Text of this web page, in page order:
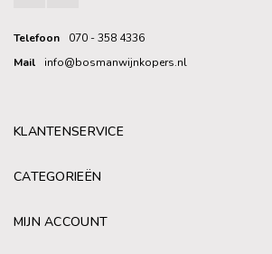
Telefoon
070 - 358 4336
Mail
info@bosmanwijnkopers.nl
KLANTENSERVICE
CATEGORIEËN
MIJN ACCOUNT